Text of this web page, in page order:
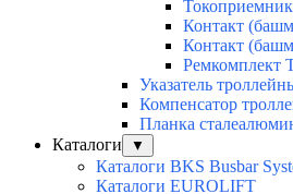
Контакт
Контакт
Указатель
Компенсатор
Планка
Каталоги
▼
Каталоги BKS Busbar
Каталоги EUROLIFT